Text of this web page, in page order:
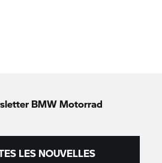
BMW Motorrad
LES NOUVELLES